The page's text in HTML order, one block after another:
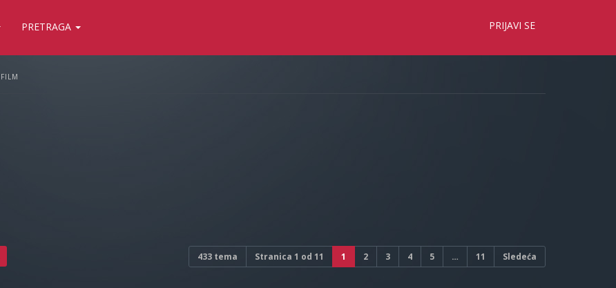
PRETRAGA PRIJAVI SE
FILM
433 tema Stranica 1 od 11 1 2 3 4 5 … 11 Sledeća